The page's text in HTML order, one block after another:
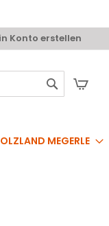
Konto erstellen
MEGERLE